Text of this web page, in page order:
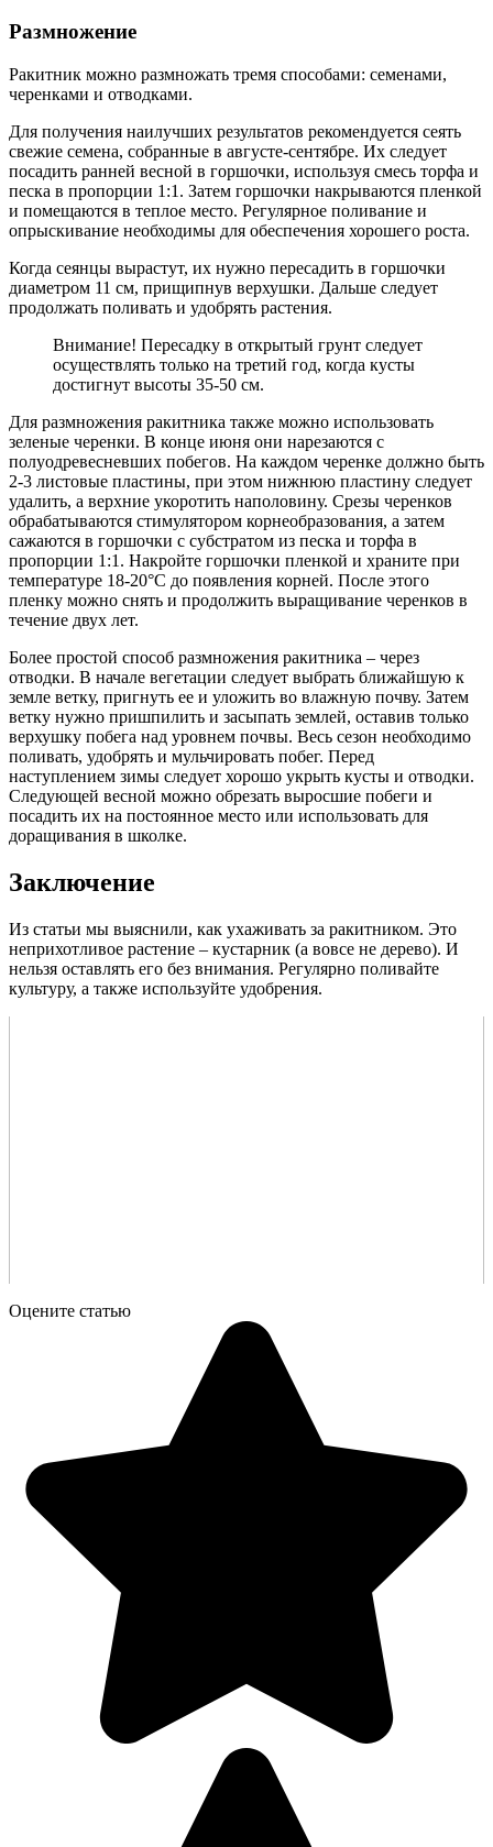
Размножение
Ракитник можно размножать тремя способами: семенами,
черенками и отводками.
Для получения наилучших результатов рекомендуется сеять
свежие семена, собранные в августе-сентябре. Их следует
посадить ранней весной в горшочки, используя смесь торфа и
песка в пропорции 1:1. Затем горшочки накрываются пленкой
и помещаются в теплое место. Регулярное поливание и
опрыскивание необходимы для обеспечения хорошего роста.
Когда сеянцы вырастут, их нужно пересадить в горшочки
диаметром 11 см, прищипнув верхушки. Дальше следует
продолжать поливать и удобрять растения.
Внимание! Пересадку в открытый грунт следует
осуществлять только на третий год, когда кусты
достигнут высоты 35-50 см.
Для размножения ракитника также можно использовать
зеленые черенки. В конце июня они нарезаются с
полуодревесневших побегов. На каждом черенке должно быть
2-3 листовые пластины, при этом нижнюю пластину следует
удалить, а верхние укоротить наполовину. Срезы черенков
обрабатываются стимулятором корнеобразования, а затем
сажаются в горшочки с субстратом из песка и торфа в
пропорции 1:1. Накройте горшочки пленкой и храните при
температуре 18-20°C до появления корней. После этого
пленку можно снять и продолжить выращивание черенков в
течение двух лет.
Более простой способ размножения ракитника – через
отводки. В начале вегетации следует выбрать ближайшую к
земле ветку, пригнуть ее и уложить во влажную почву. Затем
ветку нужно пришпилить и засыпать землей, оставив только
верхушку побега над уровнем почвы. Весь сезон необходимо
поливать, удобрять и мульчировать побег. Перед
наступлением зимы следует хорошо укрыть кусты и отводки.
Следующей весной можно обрезать выросшие побеги и
посадить их на постоянное место или использовать для
доращивания в школке.
Заключение
Из статьи мы выяснили, как ухаживать за ракитником. Это
неприхотливое растение – кустарник (а вовсе не дерево). И
нельзя оставлять его без внимания. Регулярно поливайте
культуру, а также используйте удобрения.
Оцените статью